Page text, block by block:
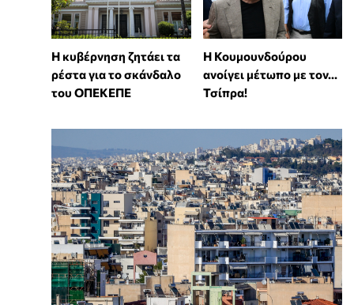
Η κυβέρνηση ζητάει τα
ρέστα για το σκάνδαλο
του ΟΠΕΚΕΠΕ
Η Κουμουνδούρου
ανοίγει μέτωπο με τον...
Τσίπρα!